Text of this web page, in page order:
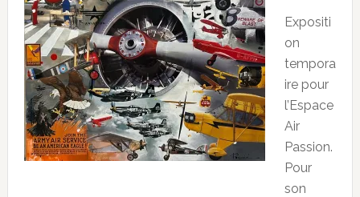
Expositi
on
tempora
ire pour
l’Espace
Air
Passion.
Pour
son